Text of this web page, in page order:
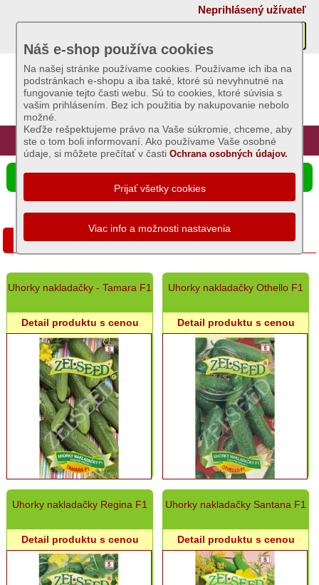
Neprihlásený užívateľ
Úvod Hlavná stránka Prihlásenie Registrácia
Náš e-shop používa cookies
Na našej stránke používame cookies. Používame ich iba na
podstránkach e-shopu a iba také, ktoré sú nevyhnutné na
fungovanie tejto časti webu. Sú to cookies, ktoré súvisia s
vašim prihlásením. Bez ich použitia by nakupovanie nebolo
možné.
Keďže rešpektujeme právo na Vaše súkromie, chceme, aby
ste o tom boli informovaní. Ako používame Vaše osobné
údaje, si môžete prečítať v častiOchrana osobných údajov.
☰ Ponuka produktov
Akcie
Sviečky
Umelé
kvety
Semená
a
osivá
Zemiaky
sadbové
Bôb,
Hrach,
cícer
Ďatelina,
Rajčiny
Paprika
Cibuľa
semeno,
Kel,
Brokolica
Uhorky, Cukety,
Uhorky nakladačky - Tamara F1
Detail produktu s cenou
Uhorky nakladačky Othello F1
Detail produktu s cenou
Uhorky nakladačky Regina F1
Detail produktu s cenou
Uhorky nakladačky Santana F1
Detail produktu s cenou